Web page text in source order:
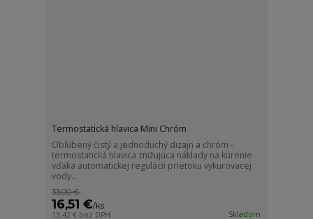
Termostatická hlavica Mini Chróm
Obľúbený čistý a jednoduchý dizajn a chróm -
termostatická hlavica znižujúca náklady na kúrenie
vďaka automatickej regulácii prietoku vykurovacej
vody...
33,00 €
16,51 €/ks
13,42 € bez DPH Skladom